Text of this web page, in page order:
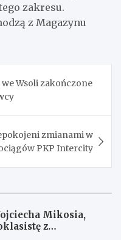
zakresu.
z Magazynu
Wsoli zakończone
zmianami w
PKP Intercity
Mikosia,
z